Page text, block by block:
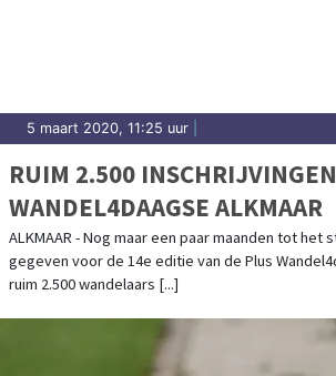
5 maart 2020, 11:25 uur
RUIM 2.500
WANDEL4DAAGSE ALKMAAR
ALKMAAR - Nog maar een paar maanden tot het
gegeven voor de 14e editie van de Plus
ruim 2.500 wandelaars [...]